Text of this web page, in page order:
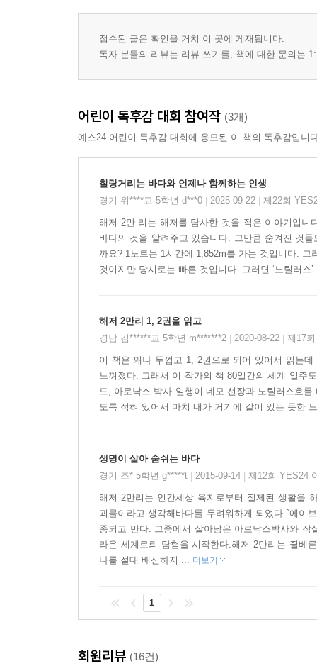
접수된 글은 확인을 거쳐 이 곳에 게재됩니다.
독자 분들의 리뷰는 리뷰 쓰기를, 책에 대한 문의는
어린이 독후감 대회 참여작 (3개)
예스24 어린이 독후감 대회에 응모된 이 책의 독후감입니
찰랑거리는 바다와 언제나 함께하는 인생
경기 위****교 5학년 d***0
2025-09-22 제22회
해저 2만 리는 해저를 탐사한 것을 적은 이야기입
바다의 것을 알려주고 있습니다. 그만큼 숨겨진 것
까요? 1노트는 1시간에 1,852m를 가는 것입니다.
것이지만 당시로는 빠른 것입니다. 그러면 ‘노틸러
해저 2만리 1, 2권을 읽고
경남 김******교 5학년 m*******2
2020-08-22 제17
이 책은 꽤나 두껍고 1, 2권으로 되어 있어서 읽는
느껴졌다. 그래서 이 작가의 책 80일간의 세계 일주
드, 아로낙스 박사 일행이 네모 선장과 노틸러스호
도록 적혀 있어서 마치 내가 거기에 같이 있는 듯한
생명이 살아 숨쉬는 바다
경기 조* 5학년 g*****t
2015-09-14 제12회 YES24
해저 2만리는 인간세상 육지로부터 절제된 생활을
괴물이라고 생각해바다를 두려워하게 되었다 `에이
종되고 만다. 그중에서 살아남은 아로낙스박사와
라운 세계로릐 탐험을 시작한다.해저 2만리는 쥘베
나를 절대 배신하지 ... 더보기
1
회원리뷰 (16건)